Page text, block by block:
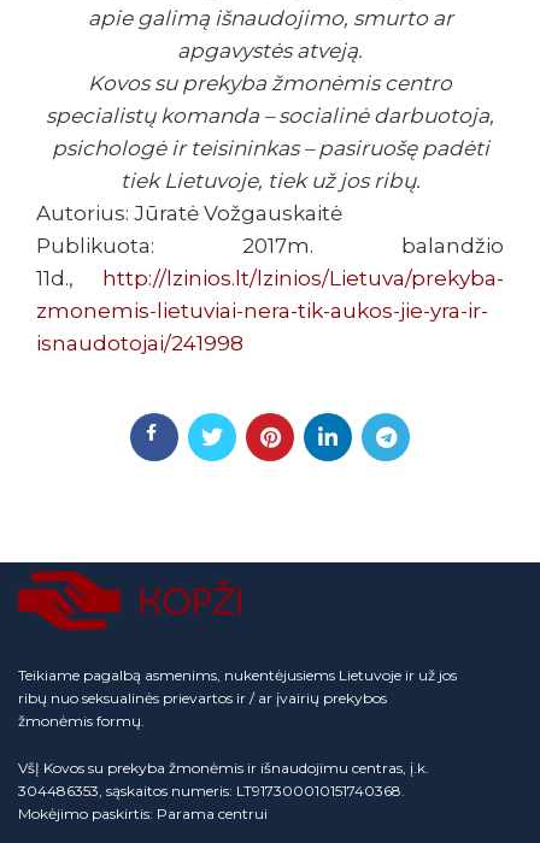
apie galimą išnaudojimo, smurto ar
apgavystės atveją.
Kovos su prekyba žmonėmis centro
specialistų komanda – socialinė darbuotoja,
psichologė ir teisininkas – pasiruošę padėti
tiek Lietuvoje, tiek už jos ribų.
Autorius: Jūratė Vožgauskaitė
Publikuota: 2017m. balandžio
11d.,
http://lzinios.lt/lzinios/Lietuva/prekyba-
zmonemis-lietuviai-nera-tik-aukos-jie-yra-ir-
isnaudotojai/241998
Teikiame pagalbą asmenims, nukentėjusiems Lietuvoje ir už jos
ribų nuo seksualinės prievartos ir / ar įvairių prekybos
žmonėmis formų.
VšĮ Kovos su prekyba žmonėmis ir išnaudojimu centras, į.k.
304486353, sąskaitos numeris: LT917300010151740368.
Mokėjimo paskirtis: Parama centrui